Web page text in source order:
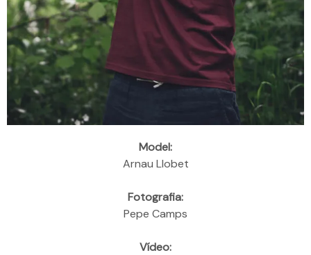
Model:
Arnau Llobet
Fotografia:
Pepe Camps
Vídeo: